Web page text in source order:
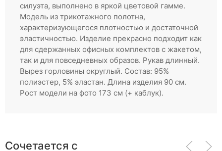
Покупателям
О компании
Партнерам
Регистрация
силуэта, выполнено в яркой цветовой гамме.
Модель из трикотажного полотна,
характеризующегося плотностью и достаточной
эластичностью. Изделие прекрасно подходит как
для сдержанных офисных комплектов с жакетом,
так и для повседневных образов. Рукав длинный.
Вырез горловины округлый. Состав: 95%
полиэстер, 5% эластан. Длина изделия 90 см.
Рост модели на фото 173 см (+ каблук).
Сочетается с